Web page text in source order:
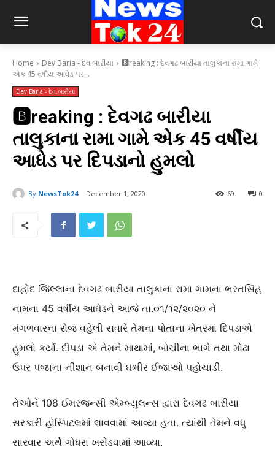
Home Dev Baria - દેવ.બારીયા
🅱️reaking : દેવગઢ બારીયા તાલુકાના રામા ગામે
એક 45 વર્ષીય આધેડ પર...
Dev Baria - દેવ.બારીયા
🅱️reaking : દેવગઢ બારીયા
તાલુકાના રામા ગામે એક 45 વર્ષીય
આધેડ પર દિપડાનો હુમલો
By NewsTok24 December 1, 2020 0
69
દાહોદ જિલ્લાના દેવગઢ બારીયા તાલુકાના રામા ગામના ભરતસિંહ
નામના 45 વર્ષીય આઘેડને આજે તા.૦૧/૧૨/૨૦૨૦ ને
મંગળવારના રોજ વહેલી સવારે તેમના પોતાના ખેતરમાં દિપડાએ
હુમલો કર્યો. દીપડા એ તેમને માથામાં, બોચીના ભાગે તથા મોઢા
ઉપર પંજાના નીશાન બનાવી ઘંભીર ઈજાઓ પહોચાડી.
તેઓને 108 ઈમરજન્સી એમ્બ્યુલન્સ દ્વારા દેવગઢ બારીયા
સરકારી હોસ્પિટલમાં લાવવામાં આવ્યા હતા. ત્યાંથી તેમને વધુ
સારવાર અર્થે ગોધરા ખસેડવામાં આવ્યા.